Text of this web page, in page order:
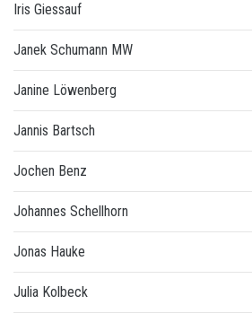
Iris Giessauf
Janek Schumann MW
Janine Löwenberg
Jannis Bartsch
Jochen Benz
Johannes Schellhorn
Jonas Hauke
Julia Kolbeck